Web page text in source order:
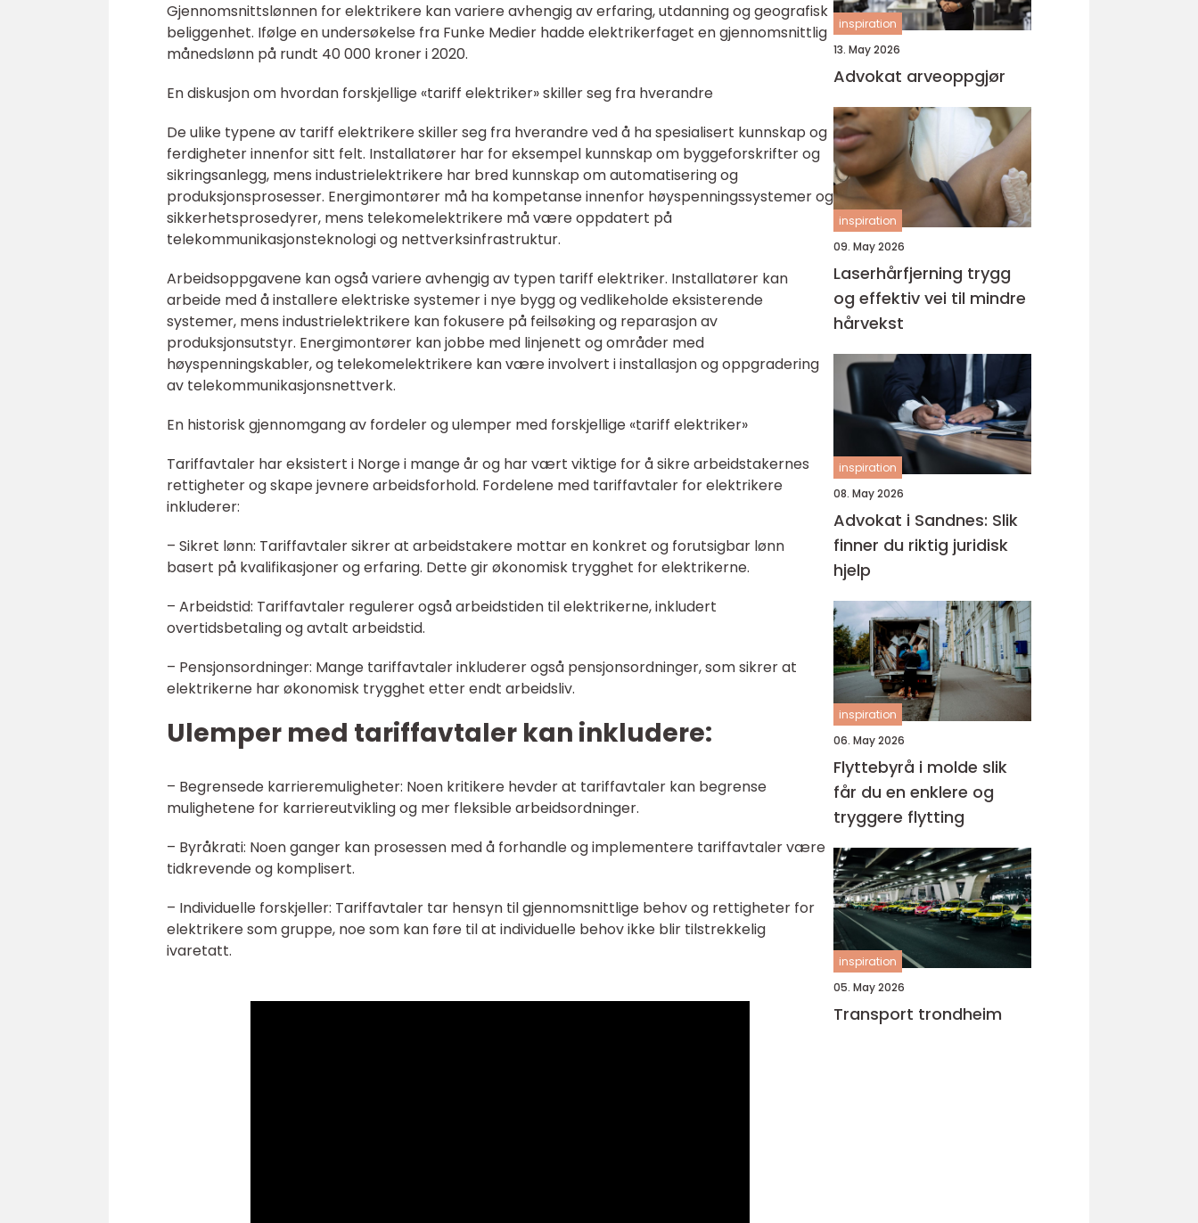
Gjennomsnittslønnen for elektrikere kan variere avhengig av erfaring, utdanning og geografisk
beliggenhet. Ifølge en undersøkelse fra Funke Medier hadde elektrikerfaget en gjennomsnittlig
månedslønn på rundt 40 000 kroner i 2020.
En diskusjon om hvordan forskjellige «tariff elektriker» skiller seg fra hverandre
De ulike typene av tariff elektrikere skiller seg fra hverandre ved å ha spesialisert kunnskap og
ferdigheter innenfor sitt felt. Installatører har for eksempel kunnskap om byggeforskrifter og
sikringsanlegg, mens industrielektrikere har bred kunnskap om automatisering og
produksjonsprosesser. Energimontører må ha kompetanse innenfor høyspenningssystemer og
sikkerhetsprosedyrer, mens telekomelektrikere må være oppdatert på
telekommunikasjonsteknologi og nettverksinfrastruktur.
Arbeidsoppgavene kan også variere avhengig av typen tariff elektriker. Installatører kan
arbeide med å installere elektriske systemer i nye bygg og vedlikeholde eksisterende
systemer, mens industrielektrikere kan fokusere på feilsøking og reparasjon av
produksjonsutstyr. Energimontører kan jobbe med linjenett og områder med
høyspenningskabler, og telekomelektrikere kan være involvert i installasjon og oppgradering
av telekommunikasjonsnettverk.
En historisk gjennomgang av fordeler og ulemper med forskjellige «tariff elektriker»
Tariffavtaler har eksistert i Norge i mange år og har vært viktige for å sikre arbeidstakernes
rettigheter og skape jevnere arbeidsforhold. Fordelene med tariffavtaler for elektrikere
inkluderer:
– Sikret lønn: Tariffavtaler sikrer at arbeidstakere mottar en konkret og forutsigbar lønn
basert på kvalifikasjoner og erfaring. Dette gir økonomisk trygghet for elektrikerne.
– Arbeidstid: Tariffavtaler regulerer også arbeidstiden til elektrikerne, inkludert
overtidsbetaling og avtalt arbeidstid.
– Pensjonsordninger: Mange tariffavtaler inkluderer også pensjonsordninger, som sikrer at
elektrikerne har økonomisk trygghet etter endt arbeidsliv.
Ulemper med tariffavtaler kan inkludere:
– Begrensede karrieremuligheter: Noen kritikere hevder at tariffavtaler kan begrense
mulighetene for karriereutvikling og mer fleksible arbeidsordninger.
– Byråkrati: Noen ganger kan prosessen med å forhandle og implementere tariffavtaler være
tidkrevende og komplisert.
– Individuelle forskjeller: Tariffavtaler tar hensyn til gjennomsnittlige behov og rettigheter for
elektrikere som gruppe, noe som kan føre til at individuelle behov ikke blir tilstrekkelig
ivaretatt.
inspiration
13. May 2026
Advokat arveoppgjør
inspiration
09. May 2026
Laserhårfjerning trygg
og effektiv vei til mindre
hårvekst
inspiration
08. May 2026
Advokat i Sandnes: Slik
finner du riktig juridisk
hjelp
inspiration
06. May 2026
Flyttebyrå i molde slik
får du en enklere og
tryggere flytting
inspiration
05. May 2026
Transport trondheim